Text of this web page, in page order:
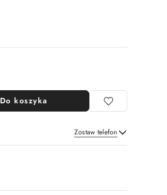
Do koszyka
Zostaw telefon
Wyślij